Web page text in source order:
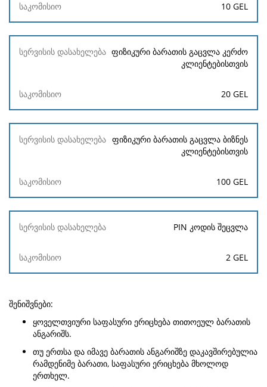
10 GEL
ფიზიკური ბარათის გაცვლა კერძო
კლიენტებისთვის
20 GEL
ფიზიკური ბარათის გაცვლა ბიზნეს
კლიენტებისთვის
100 GEL
PIN კოდის შეცვლა
2 GEL
შენიშვნები:
ყოველთვიური საფასური ერიცხება თითოეულ ბარათის
ანგარიშს.
თუ ერთსა და იმავე ბარათის ანგარიშზე დაკავშირებულია
რამდენიმე ბარათი, საფასური ერიცხება მხოლოდ
ერთხელ.